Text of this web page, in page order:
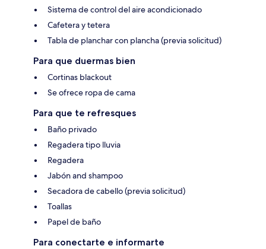
Sistema de control del aire acondicionado
Cafetera y tetera
Tabla de planchar con plancha (previa solicitud)
Para que duermas bien
Cortinas blackout
Se ofrece ropa de cama
Para que te refresques
Baño privado
Regadera tipo lluvia
Regadera
Jabón and shampoo
Secadora de cabello (previa solicitud)
Toallas
Papel de baño
Para conectarte e informarte